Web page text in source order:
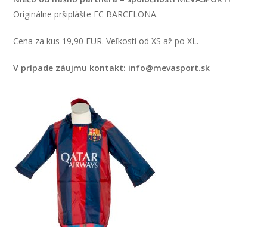
Originálne pršiplášte FC BARCELONA.
Cena za kus 19,90 EUR. Veľkosti od XS až po XL.
V prípade záujmu kontakt: info@mevasport.sk